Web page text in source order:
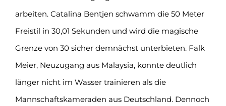
arbeiten. Catalina Bentjen schwamm die 50 Meter
Freistil in 30,01 Sekunden und wird die magische
Grenze von 30 sicher demnächst unterbieten. Falk
Meier, Neuzugang aus Malaysia, konnte deutlich
länger nicht im Wasser trainieren als die
Mannschaftskameraden aus Deutschland. Dennoch